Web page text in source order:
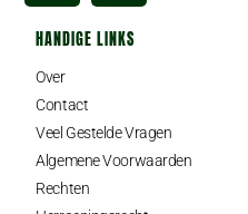
HANDIGE LINKS
Over
Contact
Veel Gestelde Vragen
Algemene Voorwaarden
Rechten